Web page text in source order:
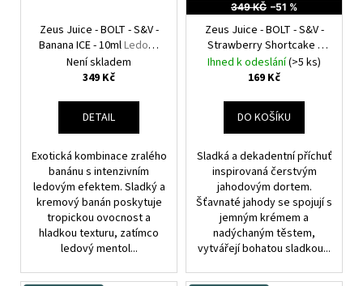
Zeus Juice - BOLT - S&V -
Banana ICE - 10mlLedový
banán
Není skladem
349 Kč
DETAIL
Exotická kombinace zralého
banánu s intenzivním
ledovým efektem. Sladký a
kremový banán poskytuje
tropickou ovocnost a
hladkou texturu, zatímco
ledový mentol...
349 KČ –51 %
Zeus Juice - BOLT - S&V -
Strawberry Shortcake -
10mlJahodový dortík
Ihned k odeslání(>5 ks)
169 Kč
DO KOŠÍKU
Sladká a dekadentní příchuť
inspirovaná čerstvým
jahodovým dortem.
Šťavnaté jahody se spojují s
jemným krémem a
nadýchaným těstem,
vytvářejí bohatou sladkou...